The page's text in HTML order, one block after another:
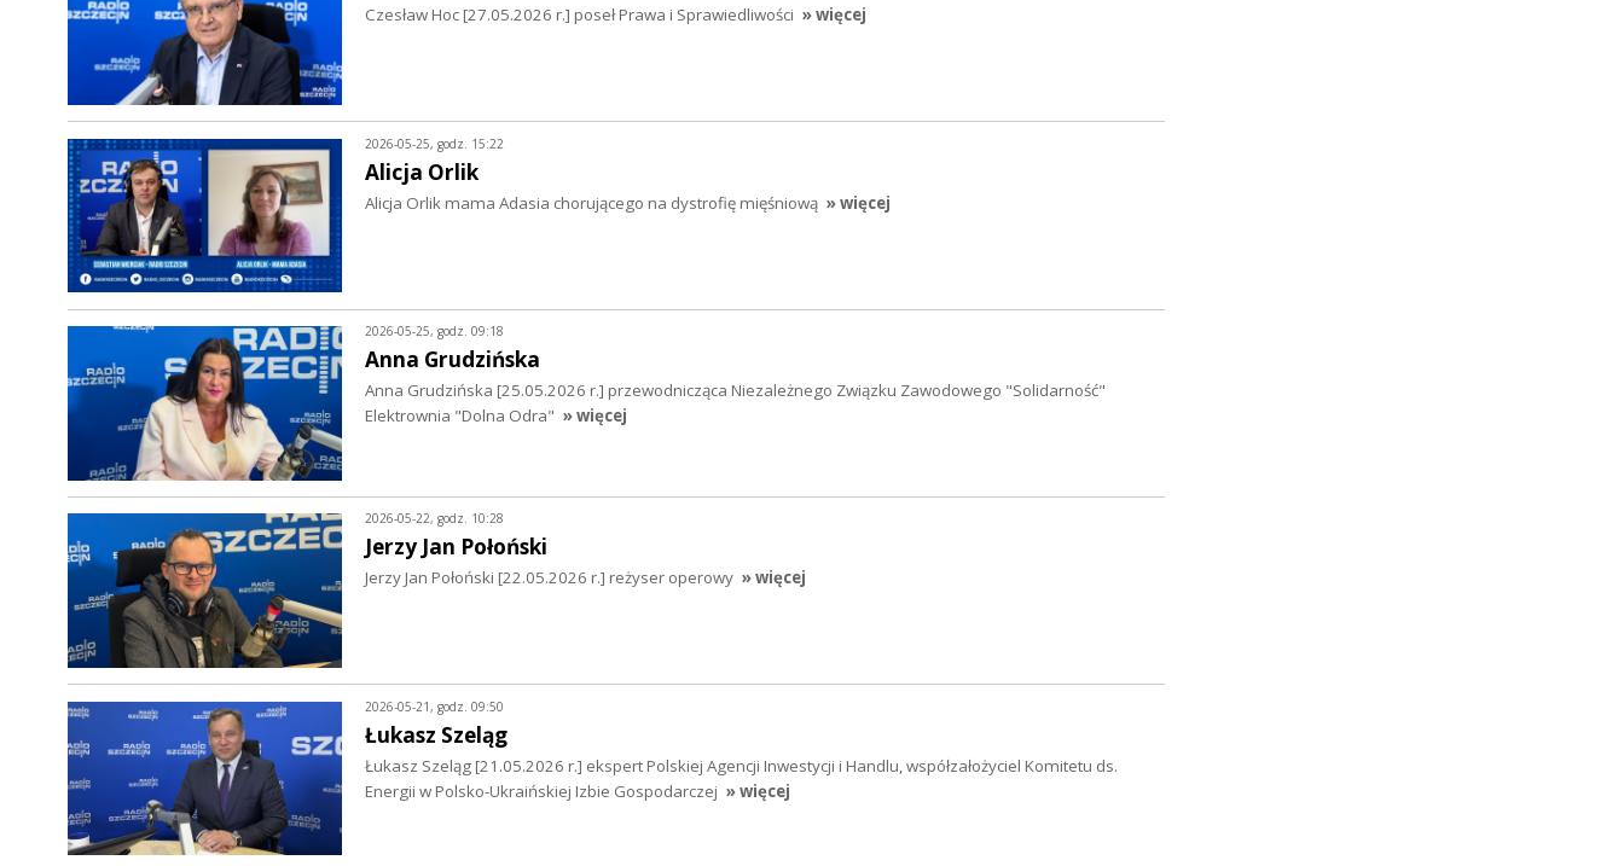
Czesław Hoc [27.05.2026 r.] poseł Prawa i Sprawiedliwości » więcej
2026-05-25, godz. 15:22
Alicja Orlik
Alicja Orlik mama Adasia chorującego na dystrofię mięśniową » więcej
2026-05-25, godz. 09:18
Anna Grudzińska
Anna Grudzińska [25.05.2026 r.] przewodnicząca Niezależnego Związku Zawodowego "Solidarność"
Elektrownia "Dolna Odra" » więcej
2026-05-22, godz. 10:28
Jerzy Jan Połoński
Jerzy Jan Połoński [22.05.2026 r.] reżyser operowy » więcej
2026-05-21, godz. 09:50
Łukasz Szeląg
Łukasz Szeląg [21.05.2026 r.] ekspert Polskiej Agencji Inwestycji i Handlu, współzałożyciel Komitetu ds.
Energii w Polsko-Ukraińskiej Izbie Gospodarczej » więcej